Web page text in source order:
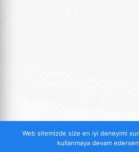
Web sitemizde size en iyi deneyimi
kullanmaya devam